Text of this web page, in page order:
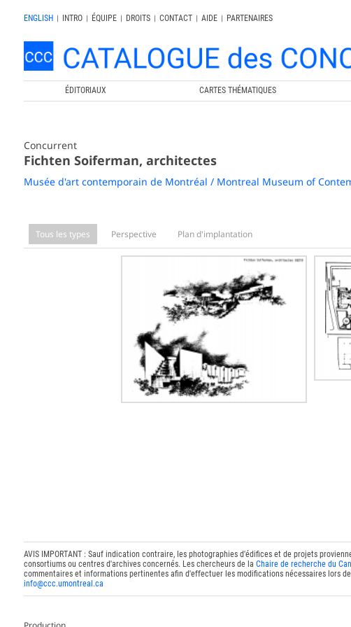
ENGLISH | INTRO | ÉQUIPE | DROITS | CONTACT | AIDE |
PARTENAIRES
ÉDITORIAUX CARTES THÉMATIQUES
Concurrent
Fichten Soiferman, architectes
Musée d'art contemporain de Montréal / Montreal Museum of
Tous les types Perspective Plan d'implantation
AVIS IMPORTANT : Sauf indication contraire, les photographies d'édifices et de projets
consortiums ou centres d'archives concernés. Les chercheurs de la Chaire de recherche du
commentaires et informations pertinentes afin d'effectuer les modifications nécessaires lors
info@ccc.umontreal.ca